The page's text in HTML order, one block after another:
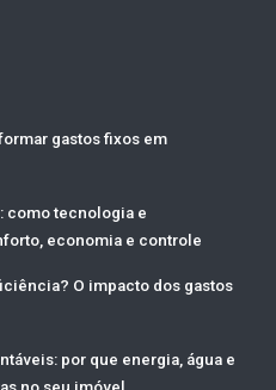
gastos fixos em
como tecnologia e
economia e controle
O impacto dos gastos
por que energia, água e